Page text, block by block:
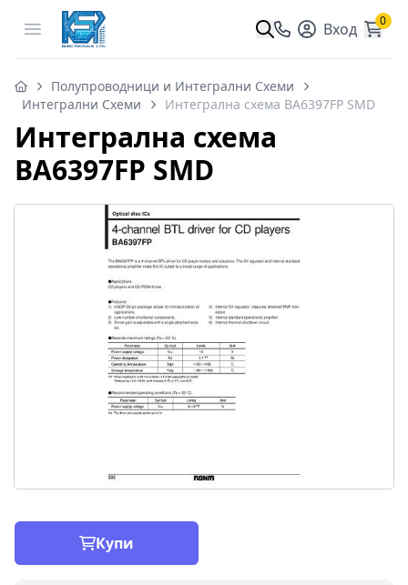
Open menu Вход 0
Полупроводници и Интегрални Схеми
Интегрални Схеми
Интегрална схема BA6397FP SMD
Интегрална схема
BA6397FP SMD
Купи